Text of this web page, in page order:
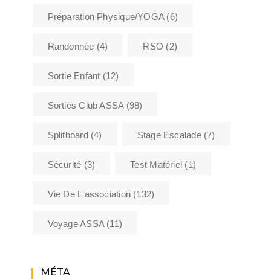
Préparation Physique/YOGA(6)
Randonnée (4) RSO (2)
Sortie Enfant (12)
Sorties Club ASSA(98)
Splitboard(4) Stage Escalade(7)
Sécurité (3) Test Matériel (1)
Vie De L'association (132)
Voyage ASSA(11)
MÉTA